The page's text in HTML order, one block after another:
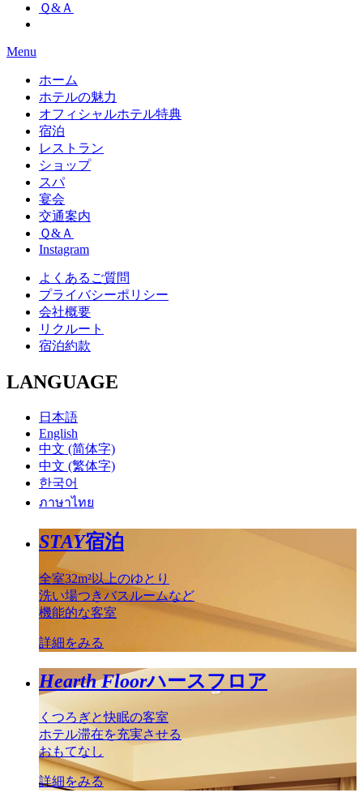
Ｑ&Ａ
Menu
ホーム
ホテルの魅力
オフィシャルホテル特典
宿泊
レストラン
ショップ
スパ
宴会
交通案内
Ｑ&Ａ
Instagram
よくあるご質問
プライバシーポリシー
会社概要
リクルート
宿泊約款
LANGUAGE
日本語
English
中文 (简体字)
中文 (繁体字)
한국어
ภาษาไทย
STAY宿泊
全室32m²以上のゆとり
洗い場つきバスルームなど
機能的な客室
詳細をみる
Hearth Floorハースフロア
くつろぎと快眠の客室
ホテル滞在を充実させる
おもてなし
詳細をみる